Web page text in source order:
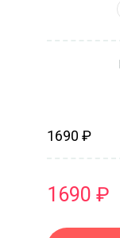
1690 ₽
1690 ₽